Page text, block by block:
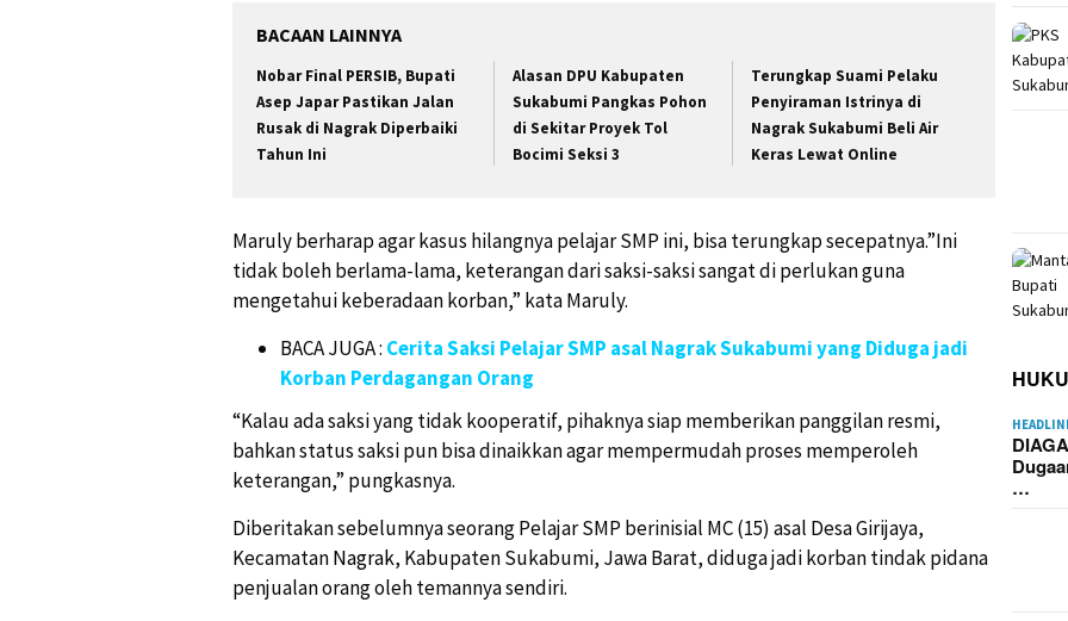
BACAAN LAINNYA
Nobar Final PERSIB, Bupati
Asep Japar Pastikan Jalan
Rusak di Nagrak Diperbaiki
Tahun Ini
Alasan DPU Kabupaten
Sukabumi Pangkas Pohon
di Sekitar Proyek Tol
Bocimi Seksi 3
Terungkap Suami Pelaku
Penyiraman Istrinya di
Nagrak Sukabumi Beli Air
Keras Lewat Online
Maruly berharap agar kasus hilangnya pelajar SMP ini, bisa terungkap secepatnya.”Ini
tidak boleh berlama-lama, keterangan dari saksi-saksi sangat di perlukan guna
mengetahui keberadaan korban,” kata Maruly.
BACA JUGA : Cerita Saksi Pelajar SMP asal Nagrak Sukabumi yang Diduga jadi
Korban Perdagangan Orang
“Kalau ada saksi yang tidak kooperatif, pihaknya siap memberikan panggilan resmi,
bahkan status saksi pun bisa dinaikkan agar mempermudah proses memperoleh
keterangan,” pungkasnya.
Diberitakan sebelumnya seorang Pelajar SMP berinisial MC (15) asal Desa Girijaya,
KecamatanNagrak, Kabupaten Sukabumi, Jawa Barat, diduga jadi korban tindak pidana
penjualan orang oleh temannya sendiri.
…